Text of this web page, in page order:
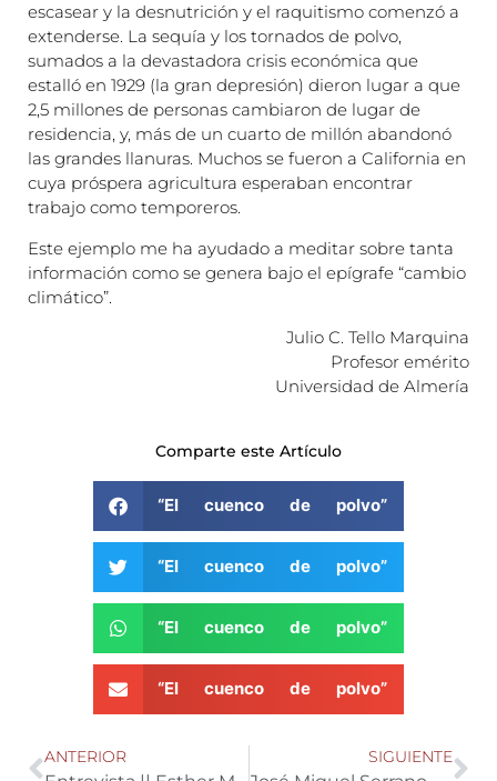
escasear y la desnutrición y el raquitismo comenzó a
extenderse. La sequía y los tornados de polvo,
sumados a la devastadora crisis económica que
estalló en 1929 (la gran depresión) dieron lugar a que
2,5 millones de personas cambiaron de lugar de
residencia, y, más de un cuarto de millón abandonó
las grandes llanuras. Muchos se fueron a California en
cuya próspera agricultura esperaban encontrar
trabajo como temporeros.
Este ejemplo me ha ayudado a meditar sobre tanta
información como se genera bajo el epígrafe “cambio
climático”.
Julio C. Tello Marquina
Profesor emérito
Universidad de Almería
Comparte este Artículo
“El cuenco de polvo”
“El cuenco de polvo”
“El cuenco de polvo”
“El cuenco de polvo”
ANTERIOR SIGUIENTE